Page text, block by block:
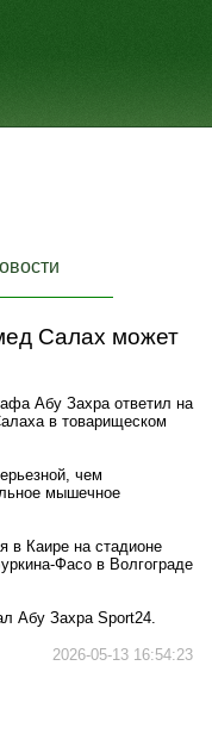
Салах может
Абу Захра ответил на
в товарищеском
чем
мышечное
в Каире на стадионе
Фасо в Волгограде
Абу Захра Sport24.
2026-05-13 16:54:23